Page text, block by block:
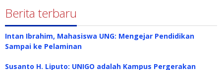
Berita terbaru
Intan Ibrahim, Mahasiswa UNG: Mengejar Pendidikan
Sampai ke Pelaminan
Susanto H. Liputo: UNIGO adalah Kampus Pergerakan